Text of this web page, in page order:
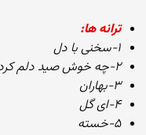
ترانه ها:
۱-سخنی با دل
۲-چه خوش صید دلم کردی
۳-بهاران
۴-ای گل
۵-خسته